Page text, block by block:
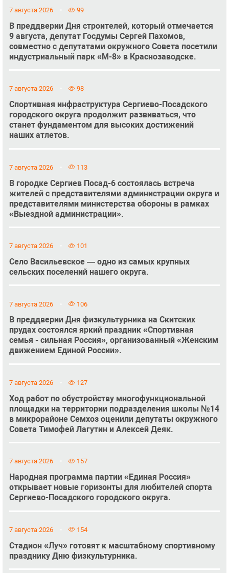
7 августа 2026 99
В преддверии Дня строителей, который отмечается
9 августа, депутат Госдумы Сергей Пахомов,
совместно с депутатами окружного Совета посетили
индустриальный парк «М-8» в Краснозаводске.
7 августа 2026 98
Спортивная инфраструктура Сергиево-Посадского
городского округа продолжит развиваться, что
станет фундаментом для высоких достижений
наших атлетов.
7 августа 2026 113
В городке Сергиев Посад-6 состоялась встреча
жителей с представителями администрации округа и
представителями министерства обороны в рамках
«Выездной администрации».
7 августа 2026 101
Село Васильевское — одно из самых крупных
сельских поселений нашего округа.
7 августа 2026 106
В преддверии Дня физкультурника на Скитских
прудах состоялся яркий праздник «Спортивная
семья - сильная Россия», организованный «Женским
движением Единой России».
7 августа 2026 127
Ход работ по обустройству многофункциональной
площадки на территории подразделения школы №14
в микрорайоне Семхоз оценили депутаты окружного
Совета Тимофей Лагутин и Алексей Деяк.
7 августа 2026 157
Народная программа партии «Единая Россия»
открывает новые горизонты для любителей спорта
Сергиево-Посадского городского округа.
7 августа 2026 154
Стадион «Луч» готовят к масштабному спортивному
празднику Дню физкультурника.